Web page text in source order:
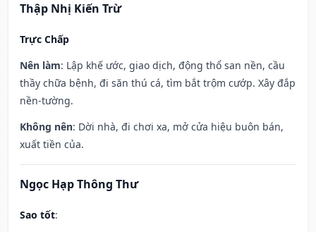
Thập Nhị Kiến Trừ
Trực Chấp
Nên làm: Lập khế ước, giao dịch, động thổ san nền, cầu
thầy chữa bệnh, đi săn thú cá, tìm bắt trộm cướp. Xây đắp
nền-tường.
Không nên: Dời nhà, đi chơi xa, mở cửa hiệu buôn bán,
xuất tiền của.
Ngọc Hạp Thông Thư
Sao tốt: